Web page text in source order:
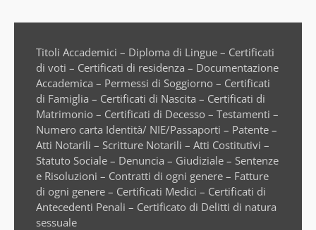
Titoli Accademici – Diploma di Lingue – Certificati
di voti – Certificati di residenza – Documentazione
Accademica – Permessi di Soggiorno – Certificati
di Famiglia – Certificati di Nascita – Certificati di
Matrimonio – Certificati di Decesso – Testamenti –
Numero carta Identità/ NIE/Passaporti – Patente –
Atti Notarili – Scritture Notarili – Atti Costitutivi –
Statuto Sociale – Denuncia – Giudiziale – Sentenze
e Risoluzioni – Contratti di ogni genere – Fatture
di ogni genere – Certificati Medici – Certificati di
Antecedenti Penali – Certificato di Delitti di natura
sessuale